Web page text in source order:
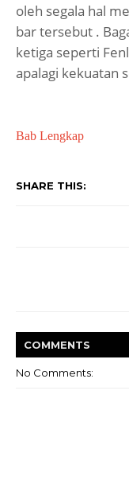
oleh segala hal
bar tersebut .
ketiga seperti
apalagi kekuatan
Bab Lengkap
SHARE THIS:
COMMENTS
No Comments: